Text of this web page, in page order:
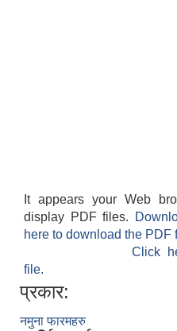
It appears your Web
display PDF files.
here to download the PDF
Click
file.
प्रकार:
नमुना फारमहरु